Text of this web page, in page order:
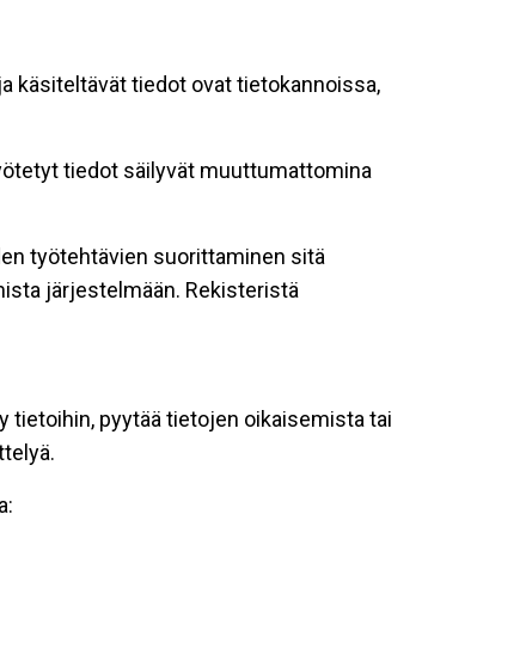
käsiteltävät tiedot ovat tietokannoissa,
tiedot säilyvät muuttumattomina
työtehtävien suorittaminen sitä
järjestelmään. Rekisteristä
tietoihin, pyytää tietojen oikaisemista tai